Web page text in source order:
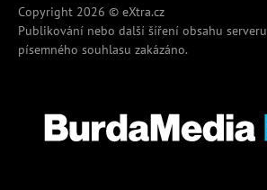
Copyright 2026 © eXtra.cz
Publikování nebo další šíření obsahu serveru
písemného souhlasu zakázáno.